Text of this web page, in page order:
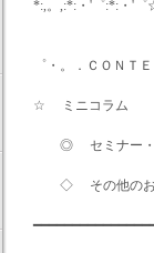
*:,。,:*:・'゜:*:・'
゜・。．Ｃ
☆ ミニコラム
◎ セミナー・
◇ その他のお